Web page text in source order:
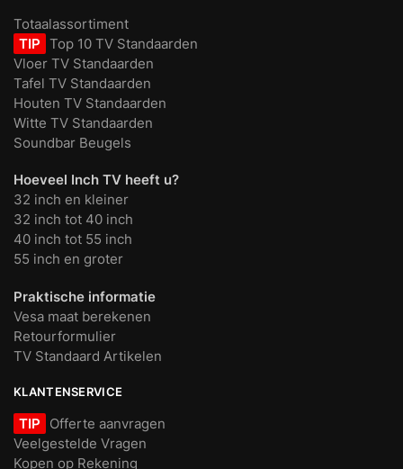
Totaalassortiment
TIP Top 10 TV Standaarden
Vloer TV Standaarden
Tafel TV Standaarden
Houten TV Standaarden
Witte TV Standaarden
Soundbar Beugels
Hoeveel Inch TV heeft u?
32 inch en kleiner
32 inch tot 40 inch
40 inch tot 55 inch
55 inch en groter
Praktische informatie
Vesa maat berekenen
Retourformulier
TV Standaard Artikelen
KLANTENSERVICE
TIP
Offerte aanvragen
Veelgestelde Vragen
Kopen op Rekening